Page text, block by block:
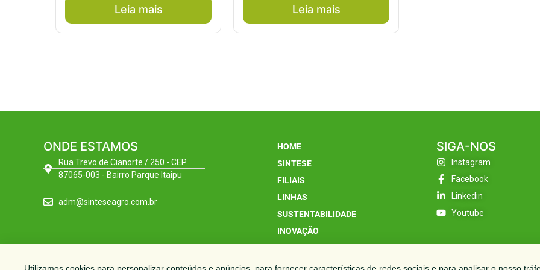
Leia mais Leia mais
ONDE ESTAMOS
Rua Trevo de Cianorte / 250 - CEP
87065-003 - Bairro Parque Itaipu
adm@sinteseagro.com.br
HOME
SINTESE
FILIAIS
LINHAS
SUSTENTABILIDADE
INOVAÇÃO
CONTATO
SIGA-NOS
Instagram
Facebook
Linkedin
Youtube